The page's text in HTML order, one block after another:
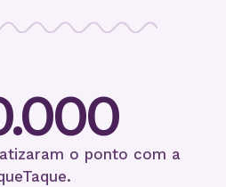
o ponto com a